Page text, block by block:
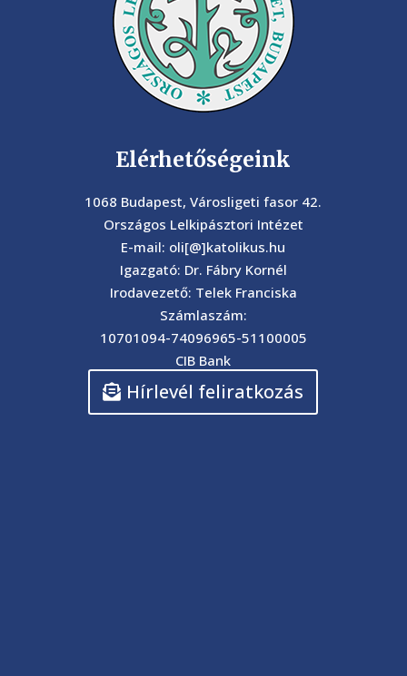
Elérhetőségeink
1068 Budapest, Városligeti fasor 42.
Országos Lelkipásztori Intézet
E-mail: oli[@]katolikus.hu
Igazgató: Dr. Fábry Kornél
Irodavezető: Telek Franciska
Számlaszám:
10701094-74096965-51100005
CIB Bank
Hírlevél feliratkozás